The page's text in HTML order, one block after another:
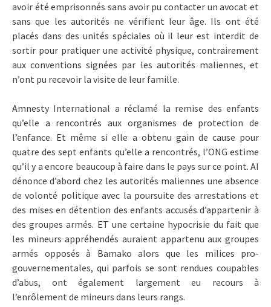
avoir été emprisonnés sans avoir pu contacter un avocat et
sans que les autorités ne vérifient leur âge. Ils ont été
placés dans des unités spéciales où il leur est interdit de
sortir pour pratiquer une activité physique, contrairement
aux conventions signées par les autorités maliennes, et
n’ont pu recevoir la visite de leur famille.
Amnesty International a réclamé la remise des enfants
qu’elle a rencontrés aux organismes de protection de
l’enfance. Et même si elle a obtenu gain de cause pour
quatre des sept enfants qu’elle a rencontrés, l’ONG estime
qu’il y a encore beaucoup à faire dans le pays sur ce point. AI
dénonce d’abord chez les autorités maliennes une absence
de volonté politique avec la poursuite des arrestations et
des mises en détention des enfants accusés d’appartenir à
des groupes armés. ET une certaine hypocrisie du fait que
les mineurs appréhendés auraient appartenu aux groupes
armés opposés à Bamako alors que les milices pro-
gouvernementales, qui parfois se sont rendues coupables
d’abus, ont également largement eu recours à
l’enrôlement de mineurs dans leurs rangs.